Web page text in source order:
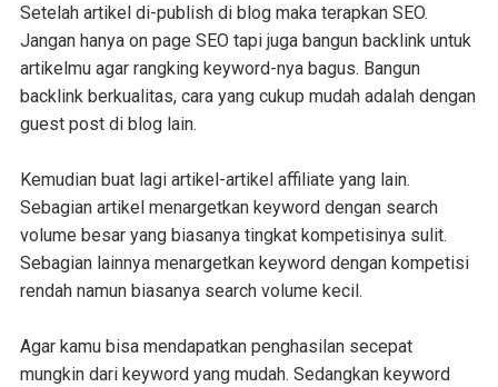
Setelah artikel di-publish di blog maka terapkan SEO.
Jangan hanya on page SEO tapi juga bangun backlink untuk
artikelmu agar rangking keyword-nya bagus. Bangun
backlink berkualitas, cara yang cukup mudah adalah dengan
guest post di blog lain.
Kemudian buat lagi artikel-artikel affiliate yang lain.
Sebagian artikel menargetkan keyword dengan search
volume besar yang biasanya tingkat kompetisinya sulit.
Sebagian lainnya menargetkan keyword dengan kompetisi
rendah namun biasanya search volume kecil.
Agar kamu bisa mendapatkan penghasilan secepat
mungkin dari keyword yang mudah. Sedangkan keyword